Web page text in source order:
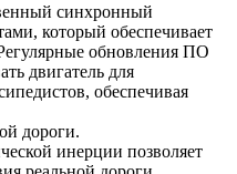
синхронный
который обеспечивает
обновления ПО
двигатель для
обеспечивая
дороги.
инерции позволяет